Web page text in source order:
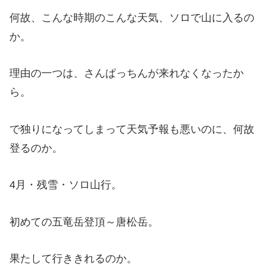
何故、こんな時期のこんな天気、ソロで山に入るの
か。
理由の一つは、さんぱっちんが来れなくなったか
ら。
で独りになってしまって天気予報も悪いのに、何故
登るのか。
4月・残雪・ソロ山行。
初めての五竜岳登頂～唐松岳。
果たして行ききれるのか。